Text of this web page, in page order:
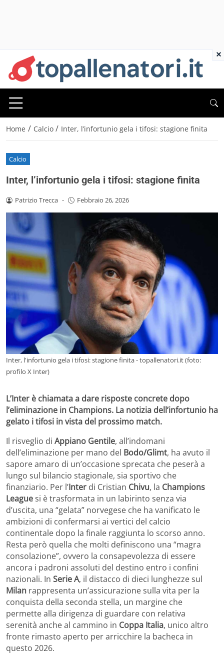
Home / Calcio / Inter, l’infortunio gela i tifosi: stagione finita
Calcio
Inter, l’infortunio gela i tifosi: stagione finita
Patrizio Trecca - Febbraio 26, 2026
Inter, l'infortunio gela i tifosi: stagione finita - topallenatori.it (foto:
profilo X Inter)
L’Inter è chiamata a dare risposte concrete dopo
l’eliminazione in Champions. La notizia dell’infortunio ha
gelato i tifosi in vista del prossimo match.
Il risveglio di Appiano Gentile, all’indomani
dell’eliminazione per mano del Bodo/Glimt, ha avuto il
sapore amaro di un’occasione sprecata che peserà a
lungo sul bilancio stagionale, sia sportivo che
finanziario. Per l’Inter di Cristian Chivu, la Champions
Leaguesi è trasformata in un labirinto senza via
d’uscita, una “gelata” norvegese che ha vanificato le
ambizioni di confermarsi ai vertici del calcio
continentale dopo la finale raggiunta lo scorso anno.
Resta però quella che molti definiscono una “magra
consolazione”, ovvero la consapevolezza di essere
ancora i padroni assoluti del destino entro i confini
nazionali. In Serie A, il distacco di dieci lunghezze sul
Milan rappresenta un’assicurazione sulla vita per la
conquista della seconda stella, un margine che
permette alla dirigenza di guardare con relativa
serenità anche al cammino in Coppa Italia, unico altro
fronte rimasto aperto per arricchire la bacheca in
questo 2026.
×